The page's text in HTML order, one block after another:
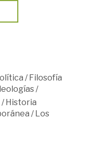
/Filosofía
/
/Historia
/Los